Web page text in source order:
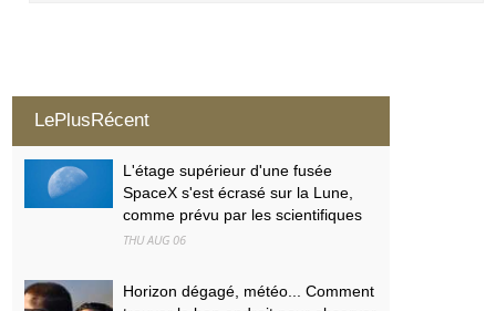
LePlusRécent
L'étage supérieur d'une fusée
SpaceX s'est écrasé sur la Lune,
comme prévu par les scientifiques
THU AUG 06
Horizon dégagé, météo... Comment